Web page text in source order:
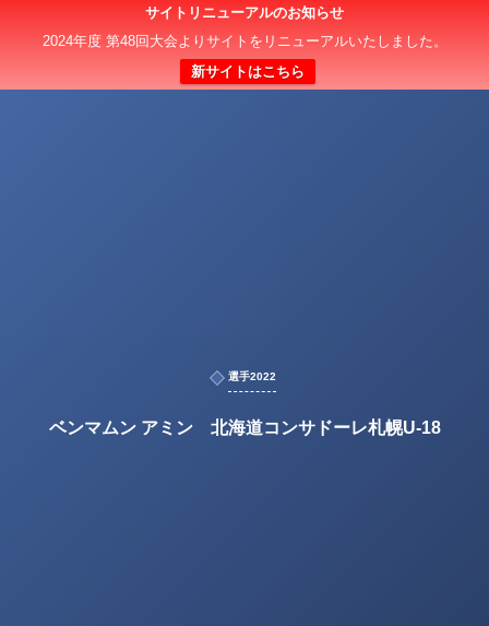
サイトリニューアルのお知らせ
2024年度 第48回大会よりサイトをリニューアルいたしました。
新サイトはこちら
選手2022
ベンマムン アミン 北海道コンサドーレ札幌U-18